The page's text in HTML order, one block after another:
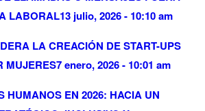
LABORAL13 julio, 2026 - 10:10 am
LA CREACIÓN DE START-UPS
MUJERES7 enero, 2026 - 10:01 am
HUMANOS EN 2026: HACIA UN